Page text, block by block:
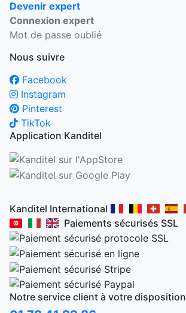
Devenir expert
Connexion expert
Mot de passe oublié
Nous suivre
Facebook
Instagram
Pinterest
TikTok
Application Kanditel
Kanditel International
Paiements sécurisés SSL
Notre service client à votre disposition